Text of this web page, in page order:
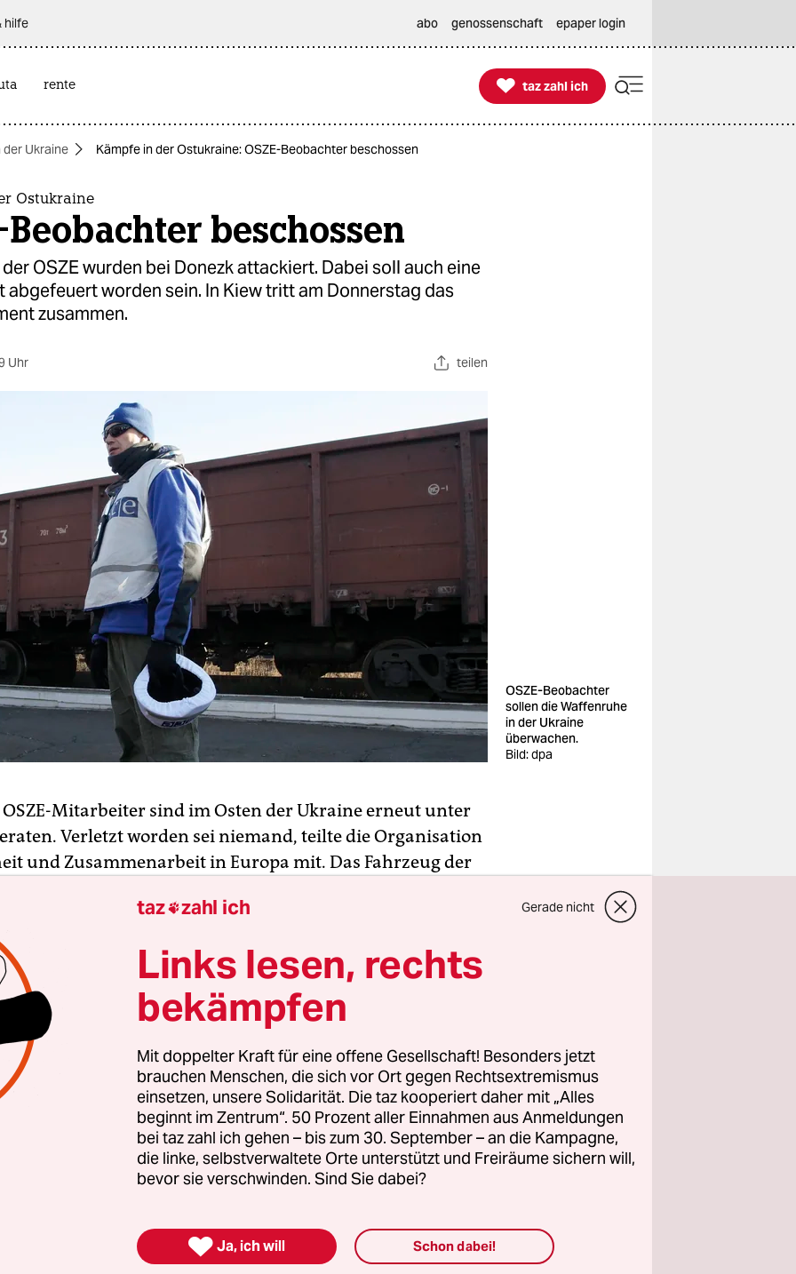
hilfe abo genossenschaft epaper login
rente 
taz zahl ich
taz zahl ich
der Ukraine Kämpfe in der Ostukraine: OSZE-Beobachter beschossen
Ostukraine
Beobachter beschossen
OSZE wurden bei Donezk attackiert. Dabei soll auch eine
abgefeuert worden sein. In Kiew tritt am Donnerstag das
zusammen.
Uhr teilen
OSZE-Beobachter
sollen die Waffenruhe
in der Ukraine
überwachen.
Bild: dpa
OSZE-Mitarbeiter sind im Osten der Ukraine erneut unter
Verletzt worden sei niemand, teilte die Organisation
und Zusammenarbeit in Europa mit. Das Fahrzeug der
unterwegs gewesen. Sie seien von ukrainischen
begleitet worden.
einen Kontrollposten der ukrainischen Armee nahe der
sei einer der OSZE-Beobachter aus dem
Fahrzeug gestiegen. Unmittelbar danach sei eine
abgefeuert worden. Das Geschoss schlug demnach etwa
vom OSZE-Fahrzeug ein. Mehrere
hätten kurz darauf das Fahrzeug um zwei bis
verfehlt. Der Mitarbeiter sei sofort wieder eingestiegen, die
sicher zu ihrer Basis zurückgekehrt, hieß es.
taz zahl ich Gerade nicht
Links lesen, rechts
bekämpfen
Mit doppelter Kraft für eine offene Gesellschaft! Besonders jetzt
brauchen Menschen, die sich vor Ort gegen Rechtsextremismus
einsetzen, unsere Solidarität. Die taz kooperiert daher mit „Alles
beginnt im Zentrum“. 50 Prozent aller Einnahmen aus Anmeldungen
bei taz zahl ich gehen – bis zum 30. September – an die Kampagne,
die linke, selbstverwaltete Orte unterstützt und Freiräume sichern will,
bevor sie verschwinden. Sind Sie dabei?
 Ja, ich will Schon dabei!